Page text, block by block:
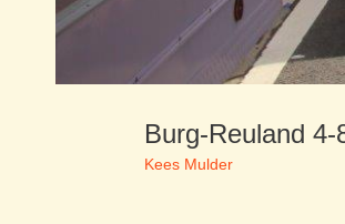
Burg-Reuland
Kees Mulder